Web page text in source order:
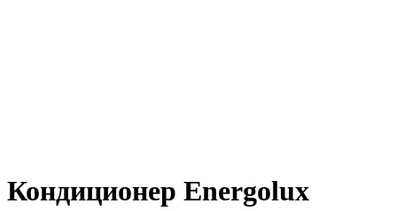
Кондиционер Energolux